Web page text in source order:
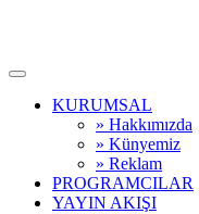
KURUMSAL
» Hakkımızda
» Künyemiz
» Reklam
PROGRAMCILAR
YAYIN AKIŞI